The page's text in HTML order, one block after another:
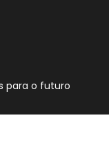
para o futuro